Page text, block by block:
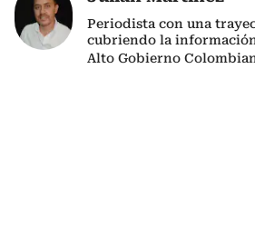
Periodista con una
cubriendo la
Alto Gobierno